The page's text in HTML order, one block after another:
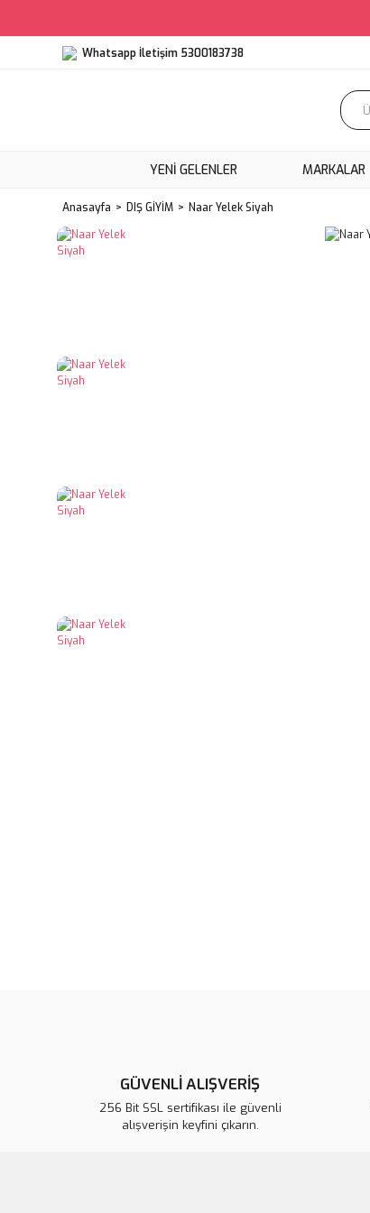
Whatsapp İletişim 5300183738
YENI GELENLER MARKALAR
Anasayfa DIŞ GİYİM Naar Yelek Siyah
GÜVENLİ ALIŞVERİŞ
256 Bit SSL sertifikası ile güvenli
alışverişin keyfini çıkarın.